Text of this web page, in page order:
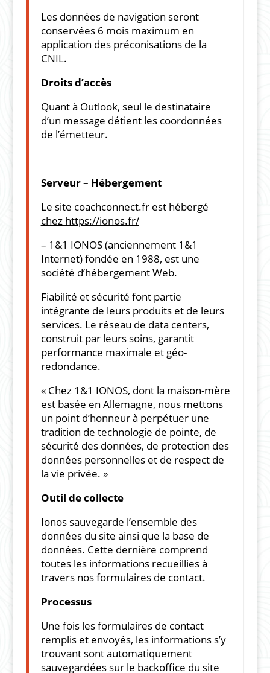
Les données de navigation seront
conservées 6 mois maximum en
application des préconisations de la
CNIL.
Droits d’accès
Quant à Outlook, seul le destinataire
d’un message détient les coordonnées
de l’émetteur.
Serveur – Hébergement
Le site coachconnect.frest hébergé
chez https://ionos.fr/
– 1&1 IONOS (anciennement 1&1
Internet) fondée en 1988, est une
société d’hébergement Web.
Fiabilité et sécurité font partie
intégrante de leurs produits et de leurs
services. Le réseau de data centers,
construit par leurs soins, garantit
performance maximale et géo-
redondance.
« Chez 1&1 IONOS, dont la maison-mère
est basée en Allemagne, nous mettons
un point d’honneur à perpétuer une
tradition de technologie de pointe, de
sécurité des données, de protection des
données personnelles et de respect de
la vie privée. »
Outil de collecte
Ionos sauvegarde l’ensemble des
données du site ainsi que la base de
données. Cette dernière comprend
toutes les informations recueillies à
travers nos formulaires de contact.
Processus
Une fois les formulaires de contact
remplis et envoyés, les informations s’y
trouvant sont automatiquement
sauvegardées sur le backoffice du site